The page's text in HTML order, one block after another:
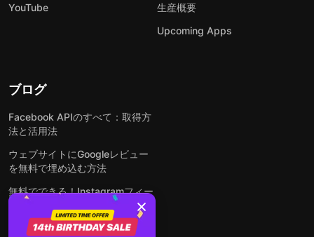
YouTube
生産概要
Upcoming Apps
ブログ
Facebook APIのすべて：取得方
法と活用法
ウェブサイトにGoogleレビュー
を無料で埋め込む方法
無料でできる！Instagramフィー
ドをウェブサイトに埋め込む方法
どんなウェブサイトにも無料でフ